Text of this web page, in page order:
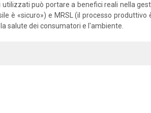
può portare a benefici reali nella
è «sicuro») e MRSL (il processo produttivo
salute dei consumatori e l'ambiente.